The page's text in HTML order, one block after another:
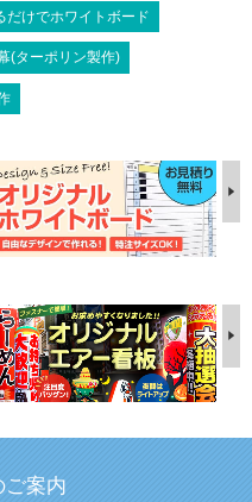
だけでホワイトボード
(ターポリン製作)
ご案内